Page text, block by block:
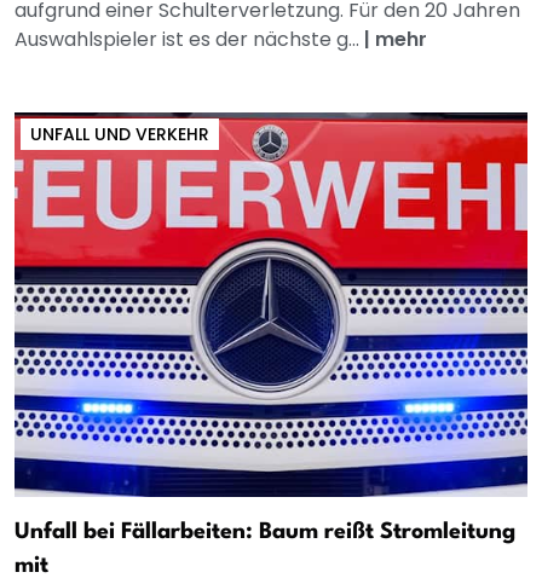
aufgrund einer Schulterverletzung. Für den 20 Jahren
Auswahlspieler ist es der nächste g... | mehr
UNFALL UND VERKEHR
Unfall bei Fällarbeiten: Baum reißt Stromleitung
mit